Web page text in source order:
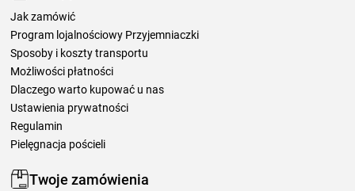
Jak zamówić
Program lojalnościowy Przyjemniaczki
Sposoby i koszty transportu
Możliwości płatności
Dlaczego warto kupować u nas
Ustawienia prywatności
Regulamin
Pielęgnacja pościeli
Twoje zamówienia